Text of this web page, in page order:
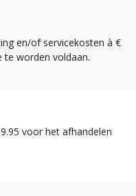
en/of servicekosten à €
te worden voldaan.
voor het afhandelen